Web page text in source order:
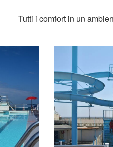
Tutti i comfort in un